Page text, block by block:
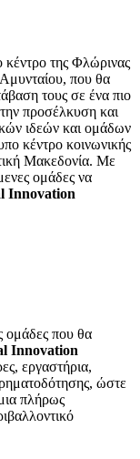
κέντρο της Φλώρινας
που θα
τους σε ένα πιο
προσέλκυση και
ιδεών και ομάδων
κέντρο κοινωνικής
Μακεδονία. Με
ομάδες να
Innovation
ομάδες που θα
Innovation
εργαστήρια,
ώστε
πλήρως